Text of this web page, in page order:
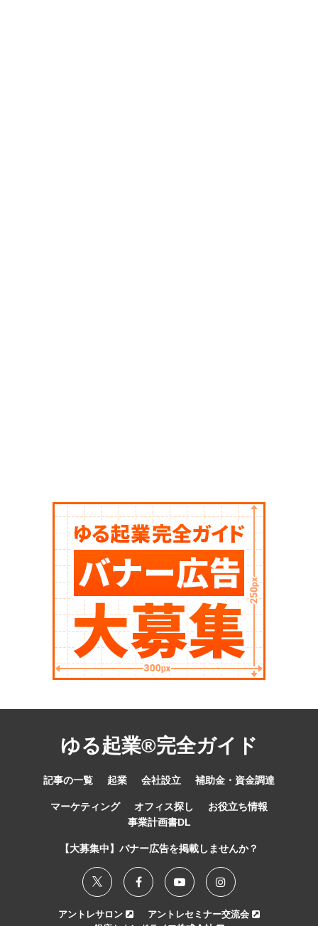
ゆる起業®完全ガイド
記事の一覧 起業 会社設立 補助金・資金調達
マーケティング オフィス探し
お役立ち情報
事業計画書DL
【大募集中】バナー広告を掲載しませんか？
アントレサロン
アントレセミナー交流会